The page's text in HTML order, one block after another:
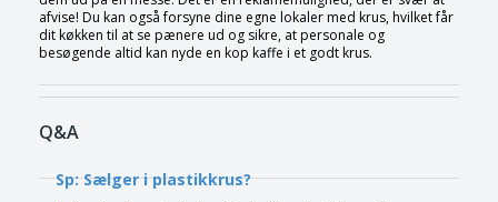
afvise! Du kan også forsyne dine egne lokaler med krus, hvilket får
dit køkken til at se pænere ud og sikre, at personale og
besøgende altid kan nyde en kop kaffe i et godt krus.
Q&A
Sp: Sælger i plastikkrus?